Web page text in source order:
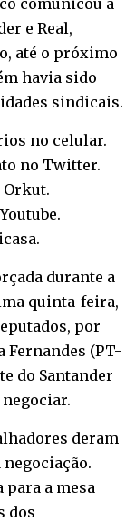
e Real,
até o próximo
havia sido
sindicais.
no celular.
no Twitter.
Orkut.
Youtube.
.
durante a
quinta-feira,
por
(PT-
do Santander
deram
para a mesa
dos